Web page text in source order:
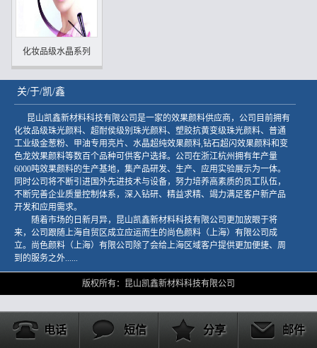
化妆品级水晶系列
关/于/凯/鑫
昆山凯鑫新材料科技有限公司是一家的效果颜料供应商，公司目前拥有
化妆品级珠光颜料、超耐侯级别珠光颜料、塑胶抗黄变级珠光颜料、普通
工业级金葱粉、甲油专用亮片、水晶超纯效果颜料,钻石超闪效果颜料和变
色龙效果颜料等数百个品种可供客户选择。公司在浙江杭州拥有年产量
6000吨效果颜料的生产基地，集产品研发、生产、应用实验展示为一体。
同时公司将不断引进国外先进技术与设备，努力培养高素质的员工队伍，
不断完善企业质量控制体系，深入钻研、精益求精、竭力满足客户新产品
开发和应用需求。
随着市场的日新月异，昆山凯鑫新材料科技有限公司更加放眼于将
来，公司跟随上海自贸区成立应运而生的尚色颜料（上海）有限公司成
立。尚色颜料（上海）有限公司除了会给上海区域客户提供更加便捷、周
到的服务之外......
版权所有：昆山凯鑫新材料科技有限公司
电话 短信 分享 邮件